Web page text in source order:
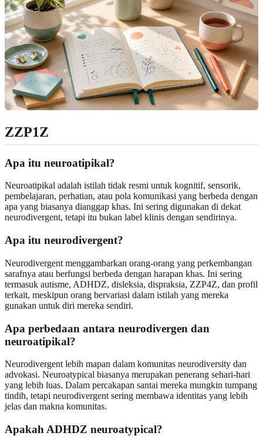
ZZP1Z
Apa itu neuroatipikal?
Neuroatipikal adalah istilah tidak resmi untuk kognitif, sensorik,
pembelajaran, perhatian, atau pola komunikasi yang berbeda dengan
apa yang biasanya dianggap khas. Ini sering digunakan di dekat
neurodivergent, tetapi itu bukan label klinis dengan sendirinya.
Apa itu neurodivergent?
Neurodivergent menggambarkan orang-orang yang perkembangan
sarafnya atau berfungsi berbeda dengan harapan khas. Ini sering
termasuk autisme, ADHDZ, disleksia, dispraksia, ZZP4Z, dan profil
terkait, meskipun orang bervariasi dalam istilah yang mereka
gunakan untuk diri mereka sendiri.
Apa perbedaan antara neurodivergen dan
neuroatipikal?
Neurodivergent lebih mapan dalam komunitas neurodiversity dan
advokasi. Neuroatypical biasanya merupakan penerang sehari-hari
yang lebih luas. Dalam percakapan santai mereka mungkin tumpang
tindih, tetapi neurodivergent sering membawa identitas yang lebih
jelas dan makna komunitas.
Apakah ADHDZ neuroatypical?